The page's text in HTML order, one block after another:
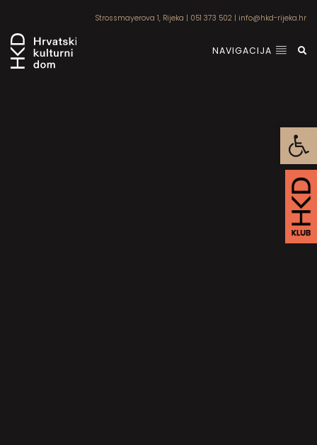
Strossmayerova 1, Rijeka | 051 373 502 | info@hkd-rijeka.hr
NAVIGACIJA